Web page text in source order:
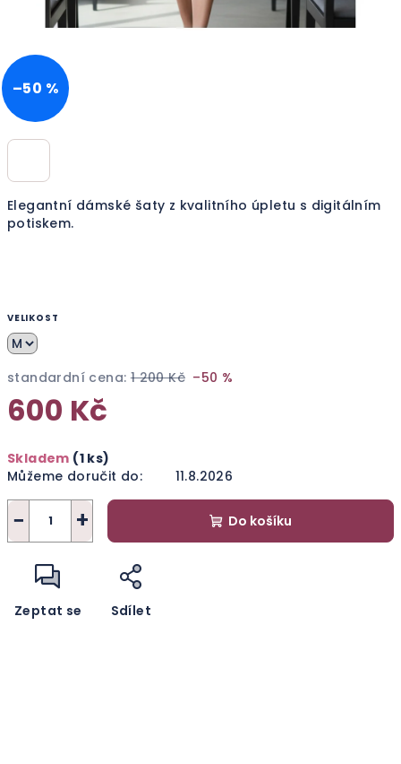
Elegantní dámské šaty z kvalitního úpletu s digitálním
potiskem.
VELIKOST
standardní cena: 1 200 Kč –50 %
600 Kč
cena:
Skladem (1 ks)
Můžeme doručit do:
11.8.2026
+
− Do košíku
Zeptat se Sdílet
–50 %